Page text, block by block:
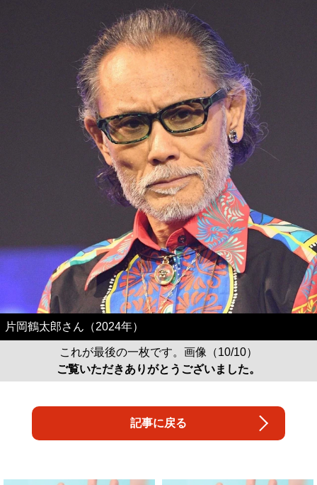
片岡鶴太郎さん（2024年）
これが最後の一枚です。画像（10/10）
ご覧いただきありがとうございました。
記事に戻る